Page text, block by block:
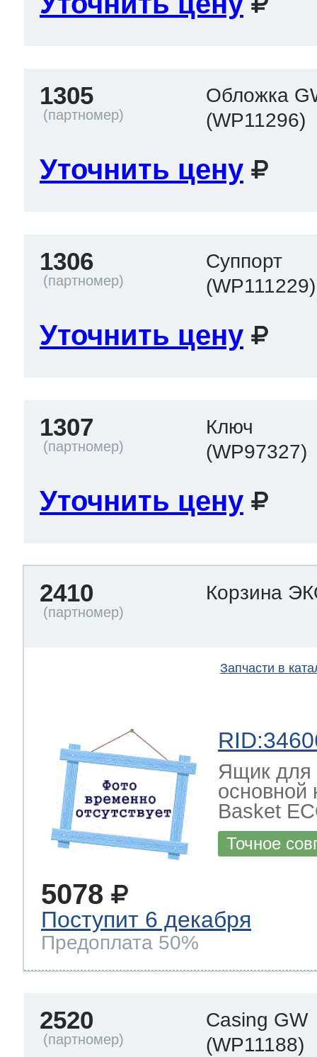
1305
Обложка
(WP11296)
Уточнить цену
1306
Суппорт
(WP111229)
Уточнить цену
1307
Ключ
(WP97327)
Уточнить цену
2410 Корзина
Запчасти в
Ящик для
основной
Basket
Точное
5078
Поступит 6 декабря
Предоплата 50%
2520
Casing GW
(WP11188)